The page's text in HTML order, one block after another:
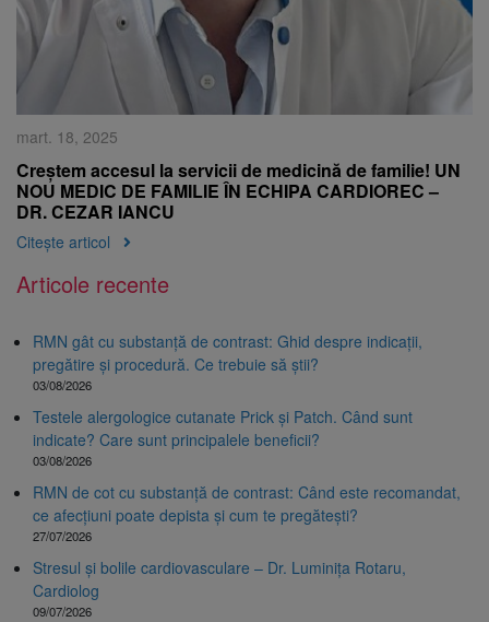
mart. 18, 2025
Creștem accesul la servicii de medicină de familie! UN
NOU MEDIC DE FAMILIE ÎN ECHIPA CARDIOREC –
DR. CEZAR IANCU
Citește articol
Articole recente
RMN gât cu substanță de contrast: Ghid despre indicații,
pregătire și procedură. Ce trebuie să știi?
03/08/2026
Testele alergologice cutanate Prick și Patch. Când sunt
indicate? Care sunt principalele beneficii?
03/08/2026
RMN de cot cu substanță de contrast: Când este recomandat,
ce afecțiuni poate depista și cum te pregătești?
27/07/2026
Stresul și bolile cardiovasculare – Dr. Luminița Rotaru,
Cardiolog
09/07/2026